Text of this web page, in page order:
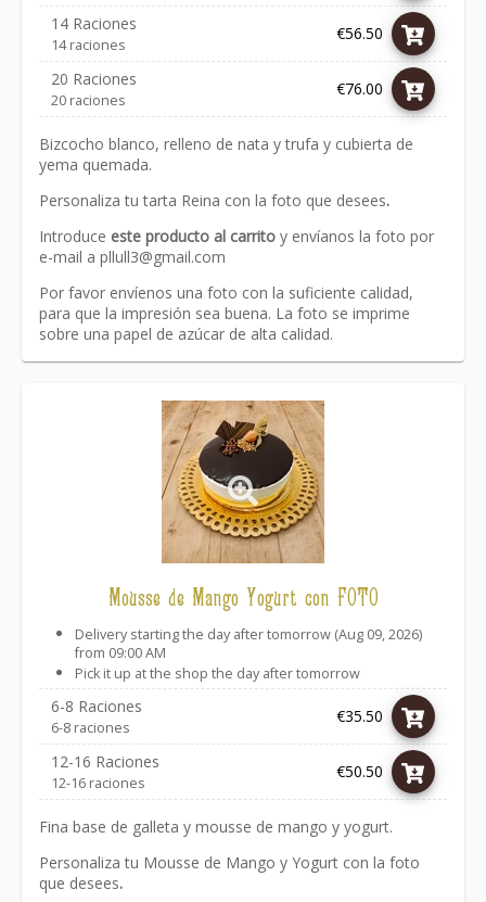
Link
14 Raciones
14 raciones
€56.50
20 Raciones
20 raciones
€76.00
Bizcocho blanco, relleno de nata y trufa y cubierta de
yema quemada.
Personaliza tu tarta Reina con la foto que desees.
Introduce este producto al carrito y envíanos la foto por
e-mail a pllull3@gmail.com
Por favor envíenos una foto con la suficiente calidad,
para que la impresión sea buena. La foto se imprime
sobre una papel de azúcar de alta calidad.
Mousse de Mango Yogurt con FOTO
Delivery starting the day after tomorrow (Aug 09, 2026)
from 09:00 AM
Pick it up at the shop the day after tomorrow
6-8 Raciones
6-8 raciones
€35.50
12-16 Raciones
12-16 raciones
€50.50
Fina base de galleta y mousse de mango y yogurt.
Personaliza tu Mousse de Mango y Yogurt con la foto
que desees.